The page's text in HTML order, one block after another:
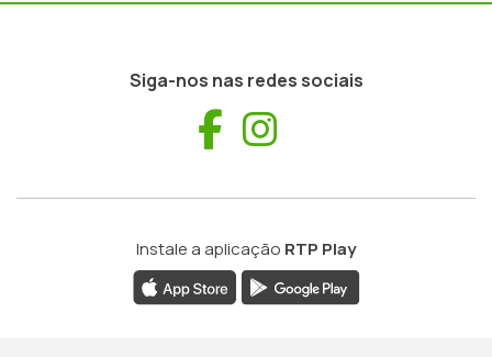
Siga-nos nas redes sociais
Facebook
Instale a aplicação RTP Play